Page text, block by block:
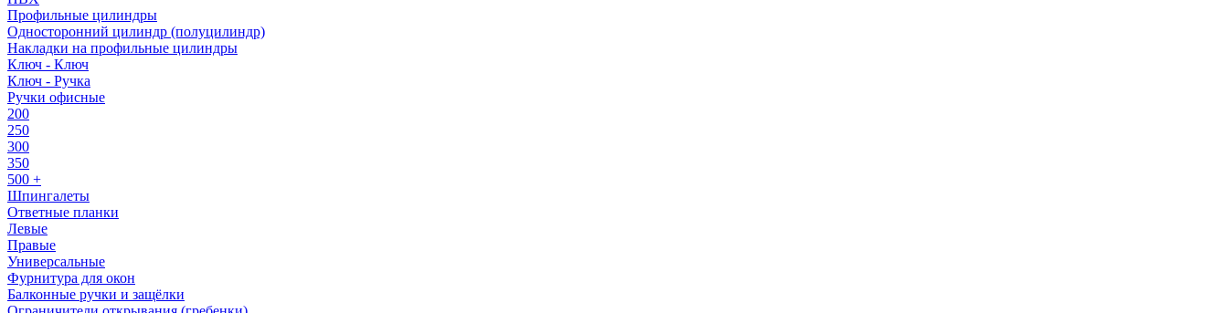
Профильные цилиндры
Односторонний цилиндр (полуцилиндр)
Накладки на профильные цилиндры
Ключ - Ключ
Ключ - Ручка
Ручки офисные
200
250
300
350
500 +
Шпингалеты
Ответные планки
Левые
Правые
Универсальные
Фурнитура для окон
Балконные ручки и защёлки